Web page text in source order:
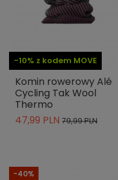
-10% z kodem MOVE
Komin rowerowy Alé
Cycling Tak Wool
Thermo
47,99 PLN 79,99 PLN
-40%